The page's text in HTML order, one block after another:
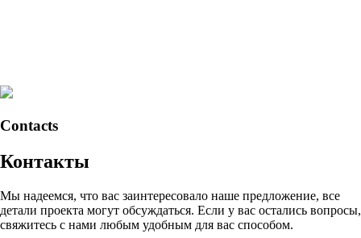
Contacts
Контакты
Мы надеемся, что вас заинтересовало наше предложение, все
детали проекта могут обсуждаться. Если у вас остались вопросы,
свяжитесь с нами любым удобным для вас способом.